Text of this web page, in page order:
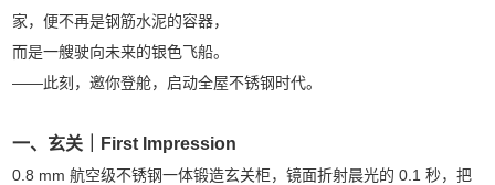
家，便不再是钢筋水泥的容器，
而是一艘驶向未来的银色飞船。
——此刻，邀你登舱，启动全屋不锈钢时代。
一、玄关｜First Impression
0.8 mm 航空级不锈钢一体锻造玄关柜，镜面折射晨光的 0.1 秒，把